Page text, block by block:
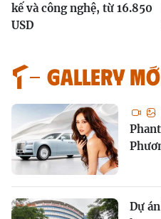
kế và công nghệ, từ 16.850
USD
GALLERY
Dự